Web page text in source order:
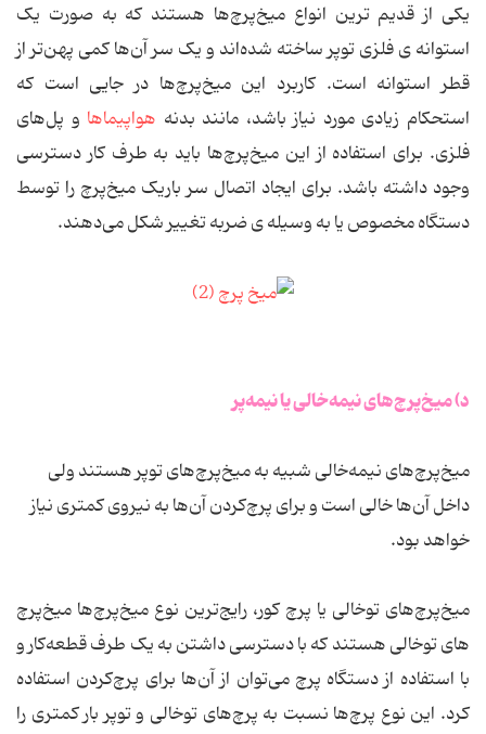
یکی از قدیم ‌ترین انواع میخ‌پرچ‌ها هستند که به صورت یک
استوانه ی فلزی توپر ساخته شده‌اند و یک سر آن‌ها کمی پهن‌تر از
قطر استوانه‌ است. کاربرد این میخ‌پرچ‌ها در جایی است که
استحکام زیادی مورد نیاز باشد، مانند بدنه هواپیماها و پل‌های
فلزی. برای استفاده از این میخ‌پرچ‌ها باید به طرف کار دسترسی
وجود داشته باشد. برای ایجاد اتصال سر باریک میخ‌پرچ را توسط
دستگاه مخصوص یا به وسیله ی ضربه تغییر شکل می‌دهند.
د) میخ‌پرچ‌های نیمه‌خالی یا نیمه‌پر
میخ‌پرچ‌های نیمه‌خالی شبیه به میخ‌پرچ‌های توپر هستند ولی
داخل آن‌ها خالی است و برای پرچ‌کردن آن‌ها به نیروی کمتری نیاز
خواهد بود.
میخ‌پرچ‌های توخالی یا پرچ کور، رایج‌ترین نوع میخ‌پرچ‌ها میخ‌پرچ
های توخالی هستند که با دسترسی داشتن به یک طرف قطعه‌کار و
با استفاده از دستگاه پرچ می‌توان از آن‌ها برای پرچ‌کردن استفاده
کرد. این نوع پرچ‌ها نسبت به پرچ‌های توخالی و توپر بار کمتری را